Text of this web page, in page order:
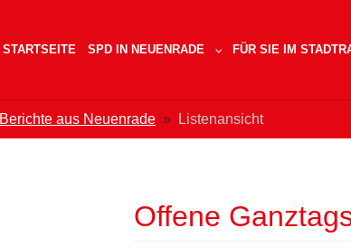
STARTSEITE SPD IN NEUENRADE SUBMENU FOR "SPD
FÜR SIE IM
Berichte aus Neuenrade Listenansicht
Offene